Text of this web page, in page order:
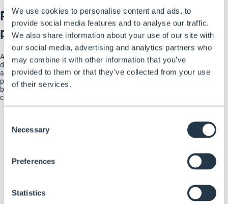
We use cookies to personalise content and ads, to
provide social media features and to analyse our traffic.
We also share information about your use of our site with
our social media, advertising and analytics partners who
may combine it with other information that you’ve
provided to them or that they’ve collected from your use
of their services.
Selection
Necessary
Preferences
Statistics
Plateforme de travail réglable et
portable
Atteignez de nouvelles hauteurs et élargissez votre champ
d'action. Notre plateforme réglable offre une hauteur de travail
allant de 150 cm à 330 cm pour l'ATTP 3 et de 210 cm à 430 cm
pour l'ATTP 5, ce qui est idéal pour les plafonds hauts et les
branches difficiles d'accès. La plateforme peut supporter une
charge totale maximale de 150 kg.